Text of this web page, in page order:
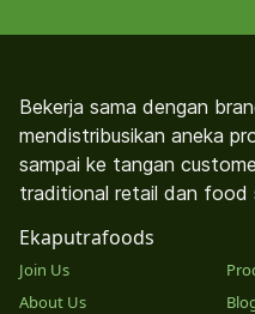
Bekerja sama dengan
mendistribusikan aneka
sampai ke tangan
traditional retail dan food
Ekaputrafoods
Join Us
About Us